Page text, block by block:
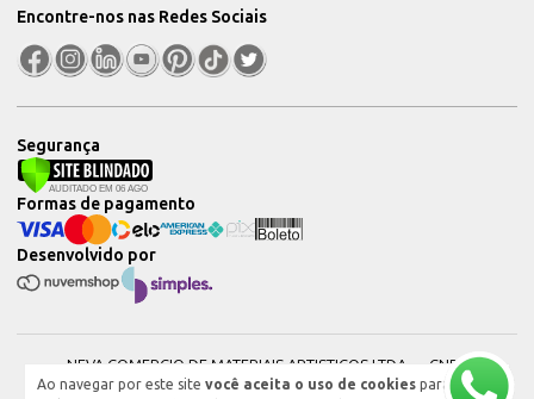
Ao navegar por este site você aceita o uso de cookies para
Encontre-nos nas Redes Sociais
Segurança
Desenvolvido por
Formas de pagamento
NEVA COMERCIO DE MATERIAIS ARTISTICOS LTDA — CNPJ:
51604544000101 © 2026. Todos os direitos reservados.